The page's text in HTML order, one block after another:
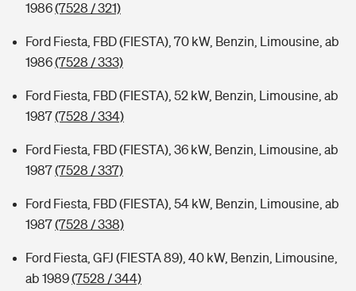
1986(7528 / 321)
Ford Fiesta, FBD (FIESTA), 70 kW, Benzin, Limousine, ab
1986(7528 / 333)
Ford Fiesta, FBD (FIESTA), 52 kW, Benzin, Limousine, ab
1987(7528 / 334)
Ford Fiesta, FBD (FIESTA), 36 kW, Benzin, Limousine, ab
1987(7528 / 337)
Ford Fiesta, FBD (FIESTA), 54 kW, Benzin, Limousine, ab
1987(7528 / 338)
Ford Fiesta, GFJ (FIESTA 89), 40 kW, Benzin, Limousine,
ab 1989(7528 / 344)